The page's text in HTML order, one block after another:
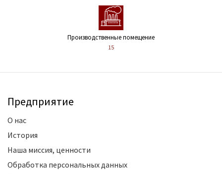
Производственные помещение
15
Предприятие
О нас
История
Наша миссия, ценности
Обработка персональных данных